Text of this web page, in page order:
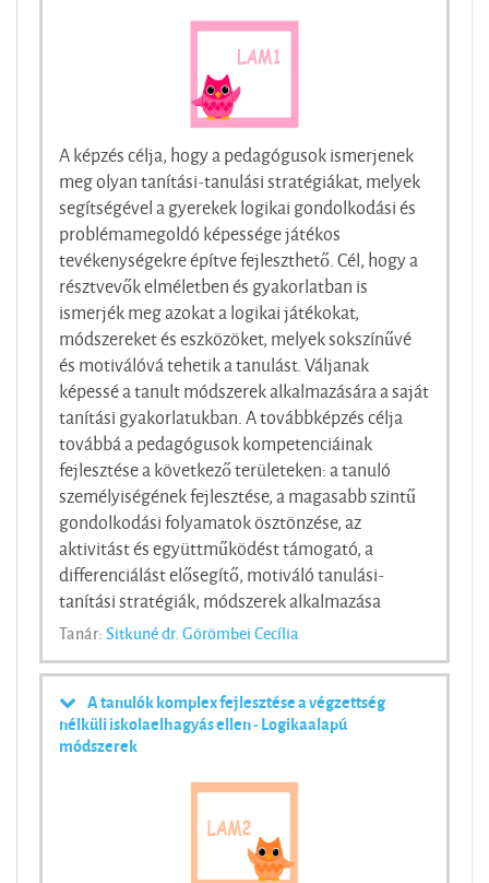
A képzés célja, hogy a pedagógusok ismerjenek
meg olyan tanítási-tanulási stratégiákat, melyek
segítségével a gyerekek logikai gondolkodási és
problémamegoldó képessége játékos
tevékenységekre építve fejleszthető. Cél, hogy a
résztvevők elméletben és gyakorlatban is
ismerjék meg azokat a logikai játékokat,
módszereket és eszközöket, melyek sokszínűvé
és motiválóvá tehetik a tanulást. Váljanak
képessé a tanult módszerek alkalmazására a saját
tanítási gyakorlatukban. A továbbképzés célja
továbbá a pedagógusok kompetenciáinak
fejlesztése a következő területeken: a tanuló
személyiségének fejlesztése, a magasabb szintű
gondolkodási folyamatok ösztönzése, az
aktivitást és együttműködést támogató, a
differenciálást elősegítő, motiváló tanulási-
tanítási stratégiák, módszerek alkalmazása
Tanár: Sitkuné dr. Görömbei Cecília
A tanulók komplex fejlesztése a végzettség
nélküli iskolaelhagyás ellen - Logikaalapú
módszerek